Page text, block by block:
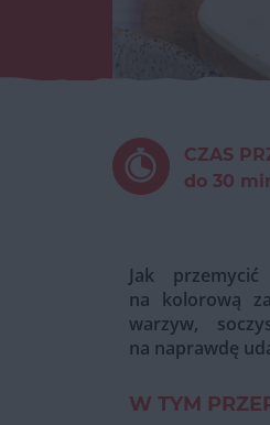
CZAS
do 30
Jak
na kolorową
warzyw,
na naprawdę
W TYM